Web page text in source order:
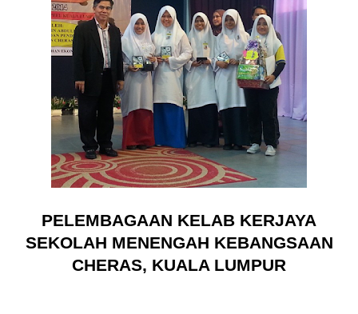
PELEMBAGAAN KELAB KERJAYA
SEKOLAH MENENGAH KEBANGSAAN
CHERAS, KUALA LUMPUR